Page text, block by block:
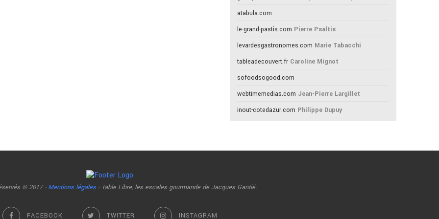
atabula.com
le-grand-pastis.com Pierre Psaltis
levardesgastronomes.com Marie Tabacchi
tableadecouvert.fr Caroline Mignot
sofoodsogood.com
webtimemedias.com Jean-Pierre Largillet
inout-cotedazur.com Philippe Dupuy
© 2017 - Mentions légales - Table Libre, les escales gourmande de Jacques Gantié.
FACEBOOK TWITTER INSTAGRAM